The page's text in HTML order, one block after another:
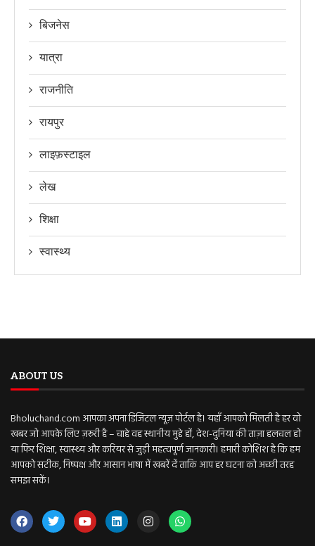
बिजनेस
यात्रा
राजनीति
रायपुर
लाइफ़स्टाइल
लेख
शिक्षा
स्वास्थ्य
ABOUT US
Bholuchand.com आपका अपना डिजिटल न्यूज़ पोर्टल है। यहाँ आपको मिलती है हर वो
खबर जो आपके लिए ज़रूरी है – चाहे वह स्थानीय मुद्दे हों, देश-दुनिया की ताज़ा हलचल हो
या फिर शिक्षा, स्वास्थ्य और करियर से जुड़ी महत्वपूर्ण जानकारी। हमारी कोशिश है कि हम
आपको सटीक, निष्पक्ष और आसान भाषा में खबरें दें ताकि आप हर घटना को अच्छी तरह
समझ सकें।